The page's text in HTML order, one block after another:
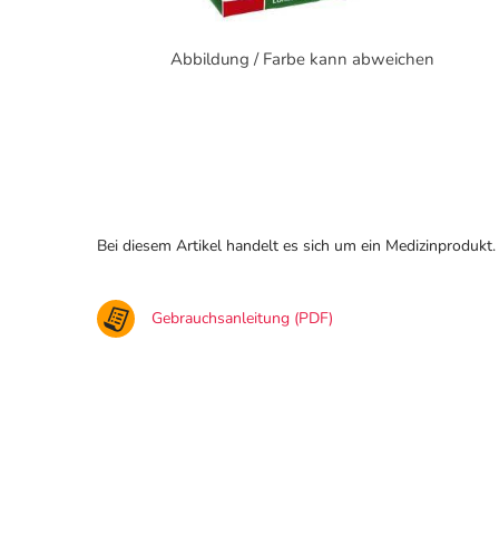
Abbildung / Farbe kann abweichen
Bei diesem Artikel handelt es sich um ein Medizinprodukt.
Gebrauchsanleitung (PDF)